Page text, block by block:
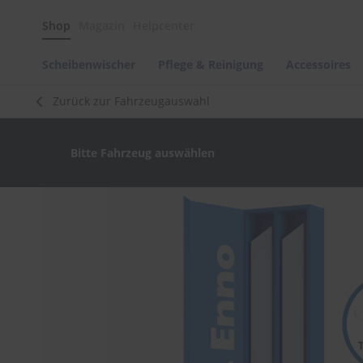
Shop
Polituren
&
Autowellness
Zurück zur Fahrzeugauswahl
Bitte Fahrzeug auswählen